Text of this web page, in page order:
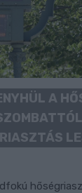
A